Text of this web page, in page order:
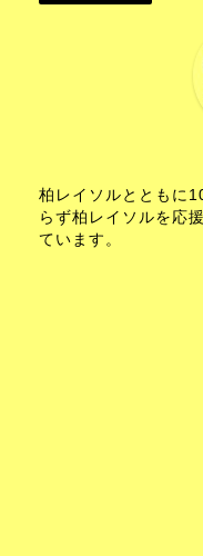
柏レイソルとともに
らず柏レイソルを応
ています。